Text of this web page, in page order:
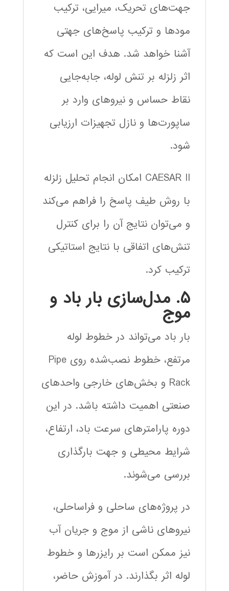
جهت‌های تحریک، میرایی، ترکیب
مودها و ترکیب پاسخ‌های جهتی
آشنا خواهد شد. هدف این است که
اثر زلزله بر تنش لوله، جابه‌جایی
نقاط حساس و نیروهای وارد بر
ساپورت‌ها و نازل تجهیزات ارزیابی
شود.
CAESAR II امکان انجام تحلیل زلزله
با روش طیف پاسخ را فراهم می‌کند
و می‌توان نتایج آن را برای کنترل
تنش‌های اتفاقی با نتایج استاتیکی
ترکیب کرد.
۵. مدل‌سازی بار باد و
موج
بار باد می‌تواند در خطوط لوله
مرتفع، خطوط نصب‌شده روی Pipe
Rack و بخش‌های خارجی واحدهای
صنعتی اهمیت داشته باشد. در این
دوره پارامترهای سرعت باد، ارتفاع،
شرایط محیطی و جهت بارگذاری
بررسی می‌شوند.
در پروژه‌های ساحلی و فراساحلی،
نیروهای ناشی از موج و جریان آب
نیز ممکن است بر رایزرها و خطوط
لوله اثر بگذارند. در آموزش حاضر،